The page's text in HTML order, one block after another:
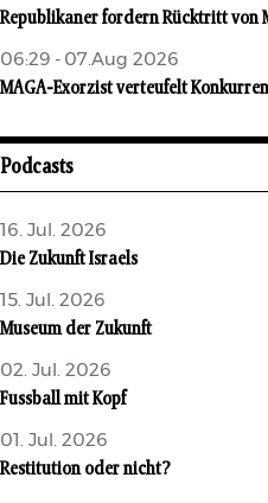
Republikaner fordern Rücktritt von
06:29 - 07.Aug 2026
MAGA-Exorzist verteufelt
Podcasts
16. Jul. 2026
Die Zukunft Israels
15. Jul. 2026
Museum der Zukunft
02. Jul. 2026
Fussball mit Kopf
01. Jul. 2026
Restitution oder nicht?